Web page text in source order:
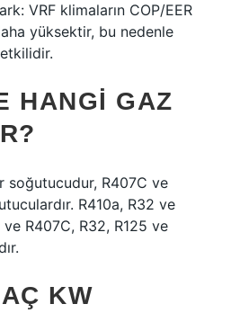
VRF klimaların COP/EER
yüksektir, bu nedenle
HANGI GAZ
soğutucudur, R407C ve
R410a, R32 ve
ve R407C, R32, R125 ve
KW